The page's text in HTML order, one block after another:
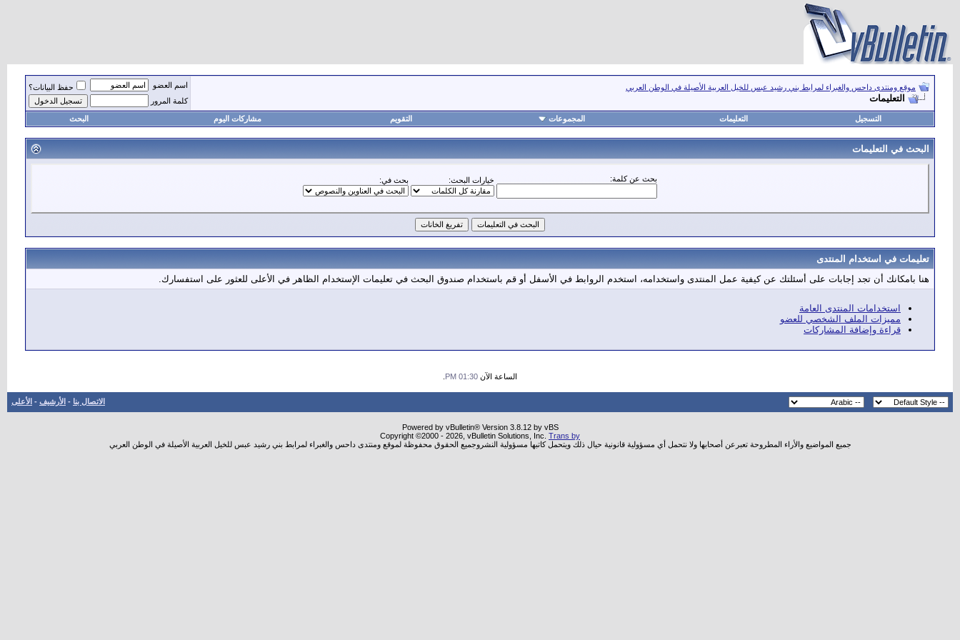
موقع ومنتدى داحس والغبراء لمرابط بني رشيد عبس للخيل العربية الأصيلة في الوطن العربي
التعليمات
اسم العضو
حفظ البيانات؟
كلمة المرور
التسجيل التعليمات المجموعات التقويم مشاركات اليوم البحث
البحث في التعليمات
بحث عن كلمة: خيارات البحث: بحث في:
تعليمات في استخدام المنتدى
هنا بامكانك أن تجد إجابات على أسئلتك عن كيفية عمل المنتدى واستخدامه، استخدم الروابط في الأسفل أو قم باستخدام صندوق البحث في تعليمات الإستخدام الظاهر في الأعلى للعثور على استفسارك.
استخدامات المنتدى العامة
مميزات الملف الشخصي للعضو
قراءة وإضافة المشاركات
الساعة الآن 01:30 PM
الاتصال بنا - الأرشيف - الأعلى
Powered by vBulletin® Version 3.8.12 by vBS
Copyright ©2000 - 2026, vBulletin Solutions, Inc. Trans by
جميع المواضيع والأراء المطروحة تعبرعن أصحابها ولا نتحمل أي مسؤولية قانونية حيال ذلك ويتحمل كاتبها مسؤولية النشروجميع الحقوق محفوظة لموقع ومنتدى داحس والغبراء لمرابط بني رشيد عبس للخيل العربية الأصيلة في الوطن العربي